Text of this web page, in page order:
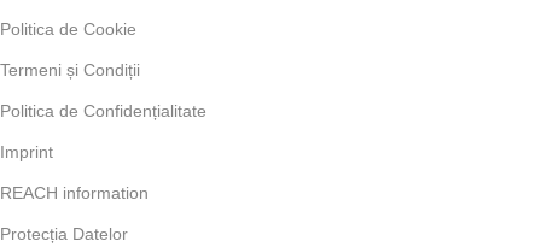
Politica de Cookie
Termeni și Condiții
Politica de Confidențialitate
Imprint
REACH information
Protecția Datelor